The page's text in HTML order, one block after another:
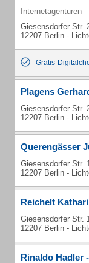
Internetagenturen
Giesensdorfer Str.
12207 Berlin -
Gratis-
Plagens
Giesensdorfer Str.
12207 Berlin -
Querengässer
Giesensdorfer Str.
12207 Berlin -
Reichelt
Giesensdorfer Str.
12207 Berlin -
Rinaldo Hadler